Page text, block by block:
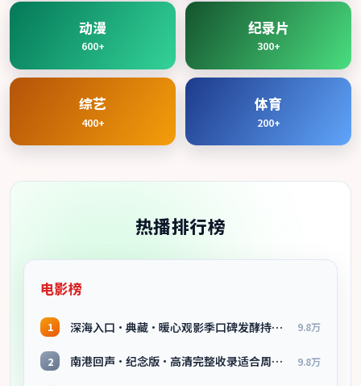
动漫
600+
纪录片
300+
综艺
400+
体育
200+
热播排行榜
电影榜
1 深海入口·典藏·暖心观影季口碑发酵持续升温 9.8万
2 南港回声·纪念版·高清完整收录适合周末一口气刷完 9.8万